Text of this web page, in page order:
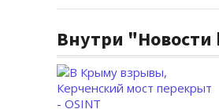
Внутри